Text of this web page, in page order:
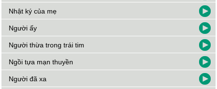
Nhật ký của mẹ
Người ấy
Người thừa trong trái tim
Ngồi tựa mạn thuyền
Người đã xa